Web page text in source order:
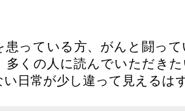
患っている方、がんと闘っ
多くの人に読んでいただき
い日常が少し違って見えるは